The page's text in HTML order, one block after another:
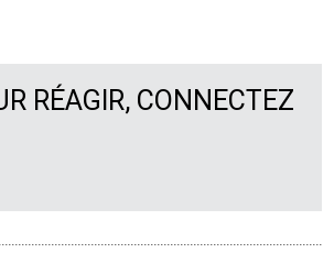
RÉAGIR, CONNECTEZ